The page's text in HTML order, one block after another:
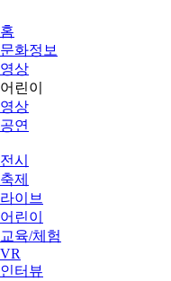
홈
문화정보
영상
어린이
영상
공연
전시
축제
라이브
어린이
교육/체험
VR
인터뷰